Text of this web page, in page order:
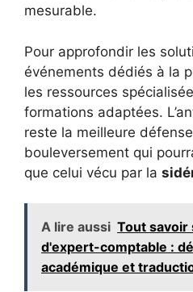
mesurable.
Pour approfondir les
événements dédiés à la
les ressources
formations adaptées.
reste la meilleure
bouleversement qui
que celui vécu par la
A lire aussi Tout savoir
d'expert-comptable :
académique et